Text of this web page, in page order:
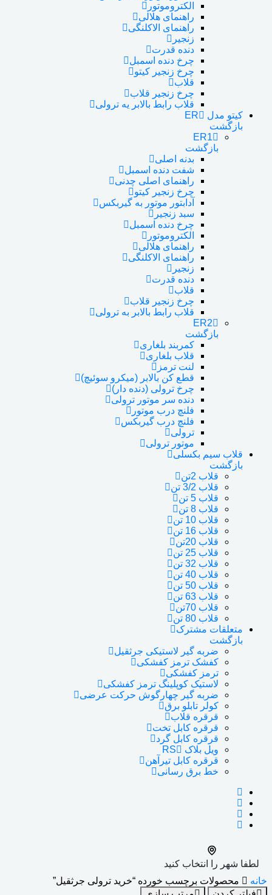
الکتروموتور
راهنمای هلالی
راهنمای الاکلنگی
زنجیر
دنده قدرت
چرخ دنده اسمبل
چرخ زنجیر کیتو
قلاب
چرخ زنجیر قلاب
قلاب رابط بالابر یه ترولی
کیتو مدل ER
بازگشت
ER1
بازگشت
بدنه اصلی
شفت دنده اسمبل
راهنمای اصلی چدنی
چرخ زنجیر کیتو
آدابتور موتور به گیربکس
سبد زنجیر
چرخ دنده اسمبل
الکتروموتور
راهنمای هلالی
راهنمای الاکلنگی
زنجیر
دنده قدرت
قلاب
چرخ زنجیر قلاب
قلاب رابط بالابر به ترولی
ER2
بازگشت
کمربند بلغاری
قلاب بلغاری
لنت ترمز
قطع کن بالابر (میکرو سوئیچ)
چرخ ترولی (دنده دار)
دنده سر موتور ترولی
فلنچ درب موتور
فلنچ درب گیربکس
ترولی
موتور ترولی
قلاب سیم بکسلی
بازگشت
قلاب 2تن
قلاب 3/2 تن
قلاب 5 تن
قلاب 8 تن
قلاب 10 تن
قلاب 16 تن
قلاب 20تن
قلاب 25 تن
قلاب 32 تن
قلاب 40 تن
قلاب 50 تن
قلاب 63 تن
قلاب 70تن
قلاب 80 تن
متعلقات مشترک
بازگشت
ضربه گیر لاستیکی جرثقیل
کفشک ترمز کفشکی
ترمز کفشکی
لاستیک کوپلینگ ترمز کفشکی
ضربه گیر چهارگوش حرکت عرضی
کولر تابلو برق
قرقره قلاب
قرقره کابل تخت
قرقره کابل گرد
ویل بلاک RS
قرقره کابل تیرآهن
خط برق رسانی
لطفا شهر را انتخاب کنید
خانه
محصولات برچسب خورده “خرید ترولی جرثقیل”